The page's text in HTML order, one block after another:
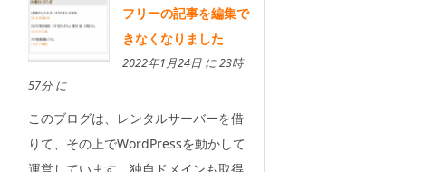
フリーの記事を編集で
きなくなりました
2022年1月24日 に 23時
57分 に
このブログは、レンタルサーバーを借
りて、その上でWordPressを動かして